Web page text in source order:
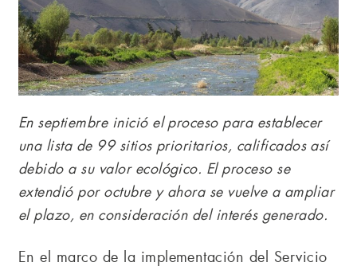
En septiembre inició el proceso para establecer
una lista de 99 sitios prioritarios, calificados así
debido a su valor ecológico. El proceso se
extendió por octubre y ahora se vuelve a ampliar
el plazo, en consideración del interés generado.
En el marco de la implementación del Servicio